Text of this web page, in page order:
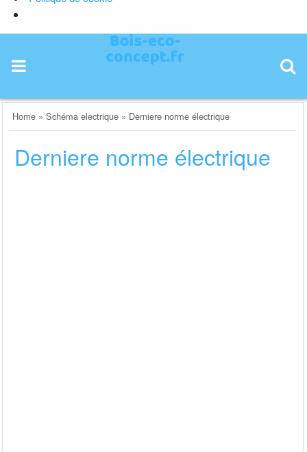
content
Home »Schéma electrique » Derniere norme électrique
Derniere norme électrique